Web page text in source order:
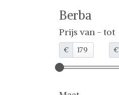
Berba
Prijs van - tot
€ €